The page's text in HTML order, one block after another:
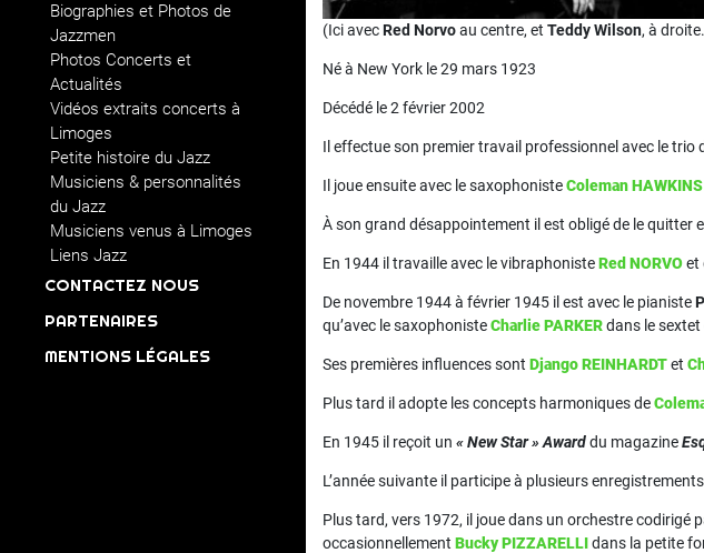
Biographies et Photos de
Jazzmen
Photos Concerts et
Actualités
Vidéos extraits concerts à
Limoges
Petite histoire du Jazz
Musiciens & personnalités
du Jazz
Musiciens venus à Limoges
Liens Jazz
CONTACTEZ NOUS
PARTENAIRES
MENTIONS LÉGALES
(Ici avecRed Norvoau centre, et Teddy Wilson, à
Né à New York le 29 mars 1923
Décédé le 2 février 2002
Il effectue son premier travail professionnel avec le trio
Il joue ensuite avec le saxophonisteColeman HAWKINS
À son grand désappointement il est obligé de le quitter
En 1944 il travaille avec le vibraphonisteRed NORVOet
De novembre 1944 à février 1945 il est avec le pianiste
qu’avec le saxophonisteCharlie PARKERdans le
Ses premières influences sont Django REINHARDTet
Plus tard il adopte les concepts harmoniques de
En 1945 il reçoit un « New Star » Awarddu magazine
L’année suivante il participe à plusieurs
Plus tard, vers 1972, il joue dans un orchestre codirigé
occasionnellement Bucky PIZZARELLIdans la petite